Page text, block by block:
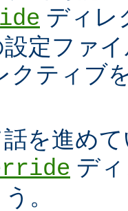
ディレ
定ファ
クティブ
を進め
デ
。